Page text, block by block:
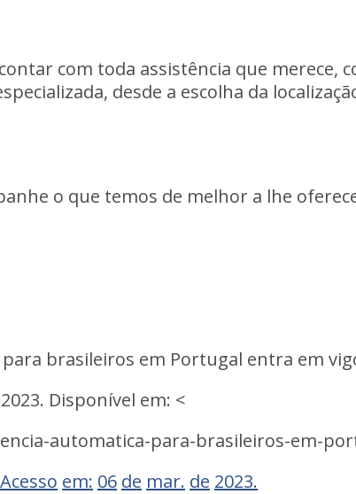
contar com toda assistência que merece,
desde a escolha da
o que temos de melhor a lhe
para brasileiros em Portugal entra em
2023. Disponível em: <
automatica-para-brasileiros-em-
Acesso em: 06 de mar. de 2023.